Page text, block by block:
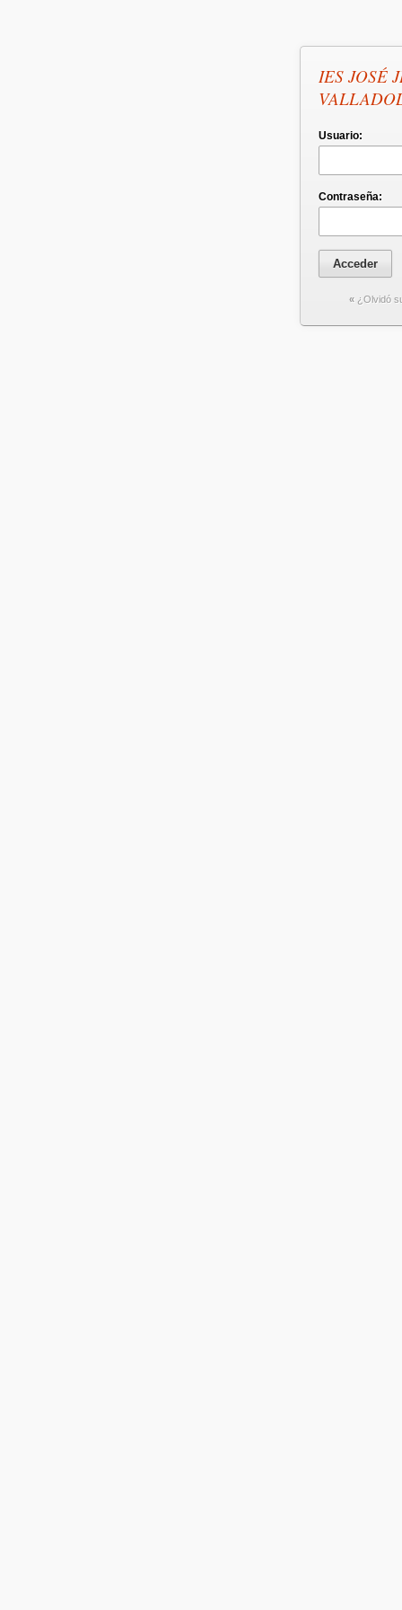
IES JOSÉ
Usuario:
Contraseña:
«¿Olvidó